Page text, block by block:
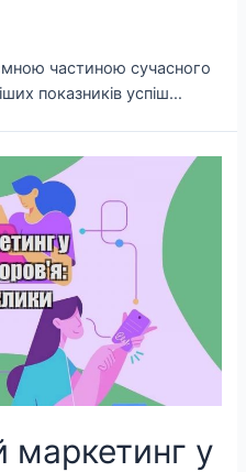
частиною сучасного
показників успіш…
маркетинг у